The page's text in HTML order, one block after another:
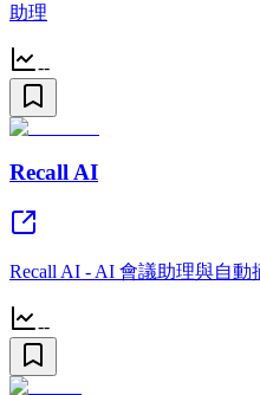
助理
--
Recall AI
Recall AI - AI 會議助理與自動
--